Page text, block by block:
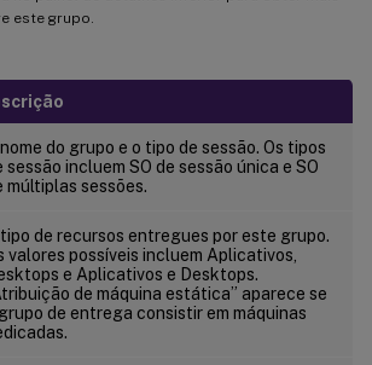
este grupo.
do grupo e o tipo de sessão. Os tipos
sessão incluem SO de sessão única e SO
múltiplas sessões.
de recursos entregues por este grupo.
valores possíveis incluem Aplicativos,
e Aplicativos e Desktops.
de máquina estática” aparece se
de entrega consistir em máquinas